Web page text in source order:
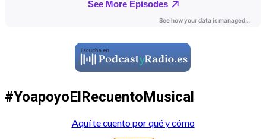
#YoapoyoElRecuentoMusical
Aquí te cuento por qué y cómo